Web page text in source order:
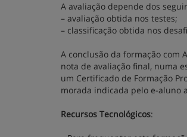
A avaliação depende dos
– avaliação obtida nos testes;
– classificação obtida nos
A conclusão da formação com
nota de avaliação final, numa
um Certificado de Formação
morada indicada pelo e-aluno
Recursos Tecnológicos: